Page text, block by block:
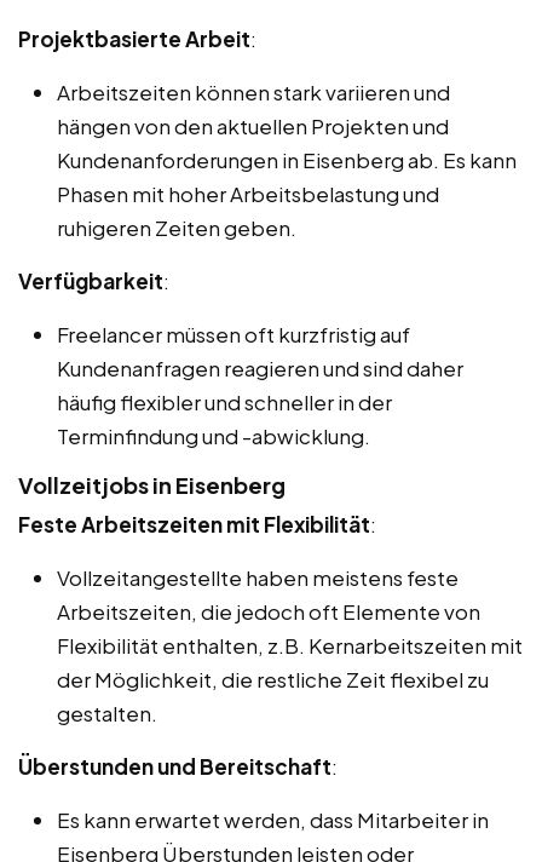
Projektbasierte Arbeit:
Arbeitszeiten können stark variieren und
hängen von den aktuellen Projekten und
Kundenanforderungen in Eisenberg ab. Es kann
Phasen mit hoher Arbeitsbelastung und
ruhigeren Zeiten geben.
Verfügbarkeit:
Freelancer müssen oft kurzfristig auf
Kundenanfragen reagieren und sind daher
häufig flexibler und schneller in der
Terminfindung und -abwicklung.
Vollzeitjobs in Eisenberg
Feste Arbeitszeiten mit Flexibilität:
Vollzeitangestellte haben meistens feste
Arbeitszeiten, die jedoch oft Elemente von
Flexibilität enthalten, z.B. Kernarbeitszeiten mit
der Möglichkeit, die restliche Zeit flexibel zu
gestalten.
Überstunden und Bereitschaft:
Es kann erwartet werden, dass Mitarbeiter in
Eisenberg Überstunden leisten oder